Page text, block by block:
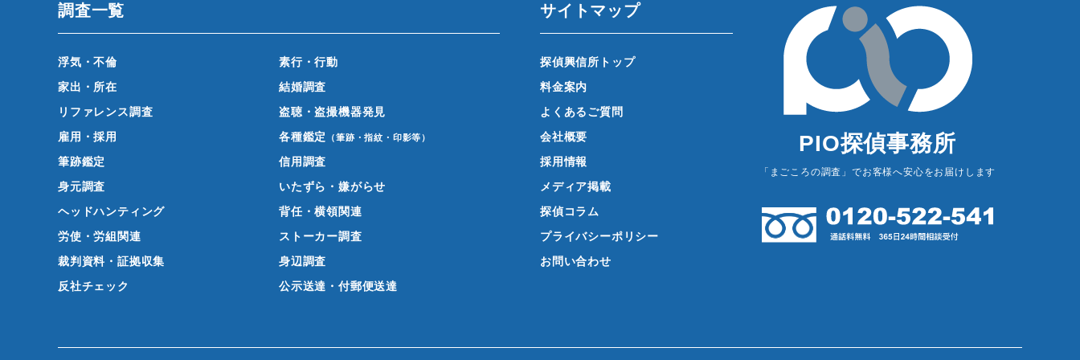
調査一覧
浮気・不倫
素行・行動
家出・所在
結婚調査
リファレンス調査
盗聴・盗撮機器発見
雇用・採用
各種鑑定 （筆跡・指紋・印影等）
筆跡鑑定
信用調査
身元調査
いたずら・嫌がらせ
ヘッドハンティング
背任・横領関連
労使・労組関連
ストーカー調査
裁判資料・証拠収集
身辺調査
反社チェック
公示送達・付郵便送達
サイトマップ
探偵興信所トップ
料金案内
よくあるご質問
会社概要
採用情報
メディア掲載
探偵コラム
プライバシーポリシー
お問い合わせ
PIO探偵事務所
「まごころの調査」でお客様へ安心をお届けします